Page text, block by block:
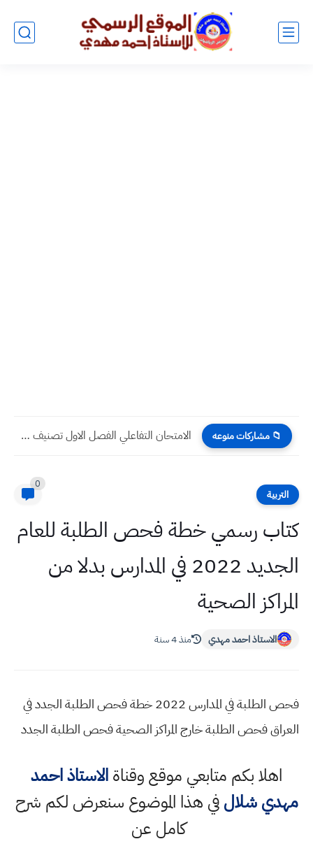
📁 مشاركات منوعه الامتحان التفاعلي الشامل فصل اول لمادة الاحياء صف الثالث المتوسط
التربية
0
كتاب رسمي خطة فحص الطلبة للعام
الجديد 2022 في المدارس بدلا من
المراكز الصحية
الاستاذ احمد مهدي منذ 4 سنة
فحص الطلبة في المدارس 2022 خطة فحص الطلبة الجدد في
العراق فحص الطلبة خارج المراكز الصحية فحص الطلبة الجدد
اهلا بكم متابعي موقع وقناةالاستاذ احمد
مهدي شلالفي هذا الموضوع سنعرض لكم شرح
كامل عن